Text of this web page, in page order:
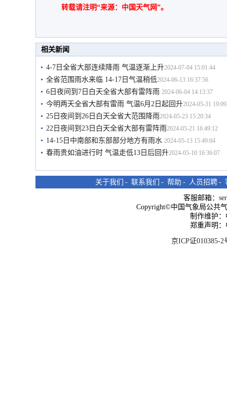
转载请注明“来源：中国天气网”。
相关新闻
4-7日全省大部连续降雨 气温逐渐上升2024-07-04 15:01:44
全省范围雨水来临 14-17日气温稍低2024-06-13 16:37:56
6日夜间到7日白天全省大部有雷阵雨 2024-06-04 14:13:37
今明两天全省大部有雷雨 气温6月2日起回升2024-05-31
25日夜间到26日白天全省大范围降雨2024-05-23 15:20:34
22日夜间到23日白天全省大部有雷阵雨2024-05-21 16:49:12
14-15日中南部和东部部分地方有雨水 2024-05-13 15:49:04
春雨贵如油进行时 气温走低13日后回升2024-05-10 16:36:07
关于我们 - 联系我们 - 帮助 - 人员招聘 -
客服邮箱：
Copyright©中国气象局公共
制作维护
郑重声明
京ICP证010385-2